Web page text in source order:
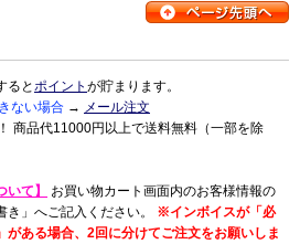
るとポイント が貯まります。
ない場合 → メール注文
商品代11000円以上で送料無料（一部を除
て】
お買い物カート画面内のお客様情報の
き」へご記入ください。 ※インボイスが「必
がある場合、2回に分けてご注文をお願いしま